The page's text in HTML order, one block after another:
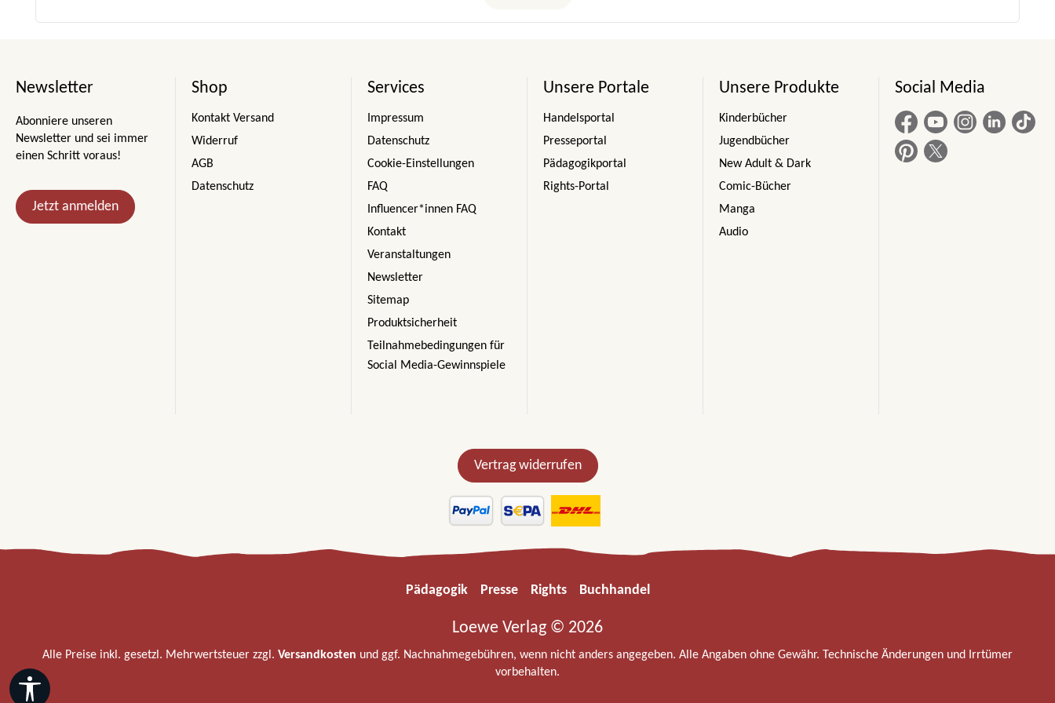
Newsletter
Abonniere unseren
Newsletter und sei immer
einen Schritt voraus!
Jetzt anmelden
Shop
Kontakt Versand
Widerruf
AGB
Datenschutz
Services
Impressum
Datenschutz
Cookie-Einstellungen
FAQ
Influencer*innen FAQ
Kontakt
Veranstaltungen
Newsletter
Sitemap
Produktsicherheit
Teilnahmebedingungen für
Social Media-Gewinnspiele
Unsere Portale
Handelsportal
Presseportal
Pädagogikportal
Rights-Portal
Unsere Produkte
Kinderbücher
Jugendbücher
New Adult & Dark
Comic-Bücher
Manga
Audio
Social Media
Vertrag widerrufen
Pädagogik Presse Rights Buchhandel
Loewe Verlag © 2026
Alle Preise inkl. gesetzl. Mehrwertsteuer zzgl. Versandkosten und ggf. Nachnahmegebühren, wenn nicht anders angegeben. Alle Angaben ohne Gewähr. Technische Änderungen und Irrtümer
vorbehalten.
Werkzeugleiste anzeigen